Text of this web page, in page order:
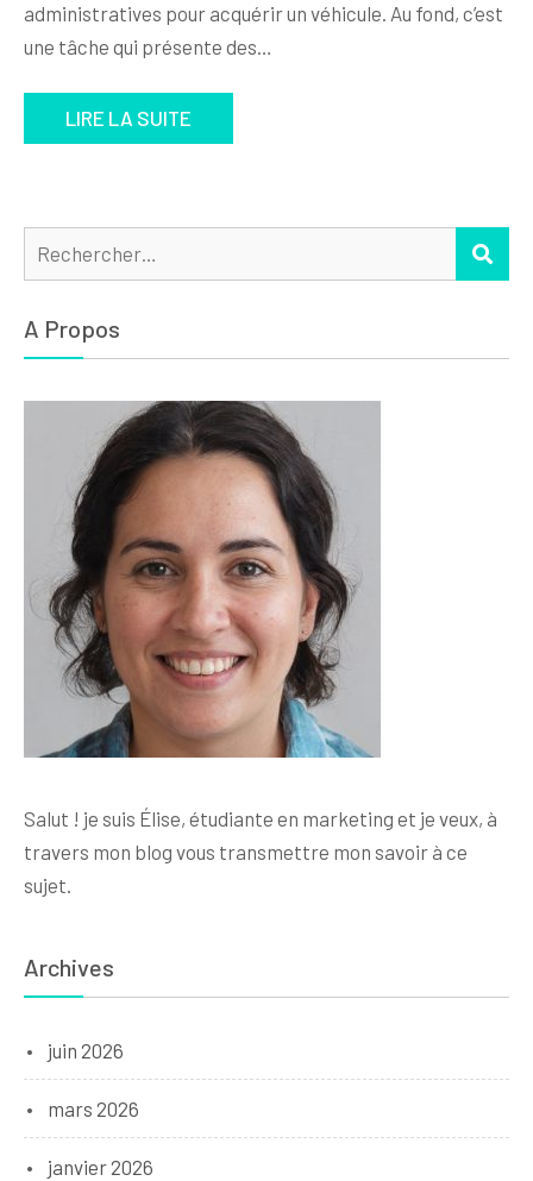
administratives pour acquérir un véhicule. Au fond, c’est
une tâche qui présente des…
LIRE LA SUITE
Rechercher :
A Propos
Salut ! je suis Élise, étudiante en marketing et je veux, à
travers mon blog vous transmettre mon savoir à ce
sujet.
Archives
juin 2026
mars 2026
janvier 2026